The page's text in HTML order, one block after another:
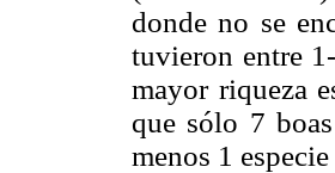
donde no se
tuvieron entre
mayor riqueza
que sólo 7
menos 1